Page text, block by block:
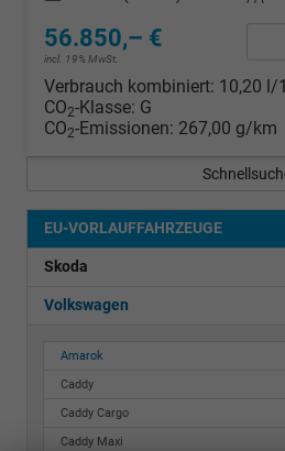
56.850,– €
incl. 19% MwSt.
Verbrauch kombiniert: 10,20 l/
CO2-Klasse: G
CO2-Emissionen: 267,00 g/km
EU-VORLAUFFAHRZEUGE
Skoda
Volkswagen
Amarok
Caddy
Caddy Cargo
Caddy Maxi